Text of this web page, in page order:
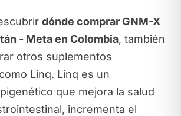
dónde comprar GNM-X
- Meta en Colombia, también
otros suplementos
Linq. Linq es un
que mejora la salud
incrementa el